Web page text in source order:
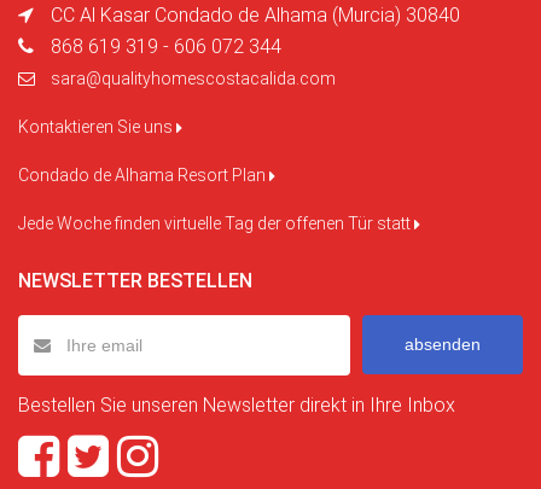
CC Al Kasar Condado de Alhama (Murcia) 30840
868 619 319 - 606 072 344
sara@qualityhomescostacalida.com
Kontaktieren Sie uns
Condado de Alhama Resort Plan
Jede Woche finden virtuelle Tag der offenen Tür statt
NEWSLETTER BESTELLEN
absenden
Bestellen Sie unseren Newsletter direkt in Ihre Inbox